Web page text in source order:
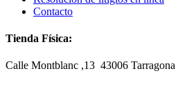
Contacto
Tienda Física:
Calle Montblanc ,13 43006 Tarragona